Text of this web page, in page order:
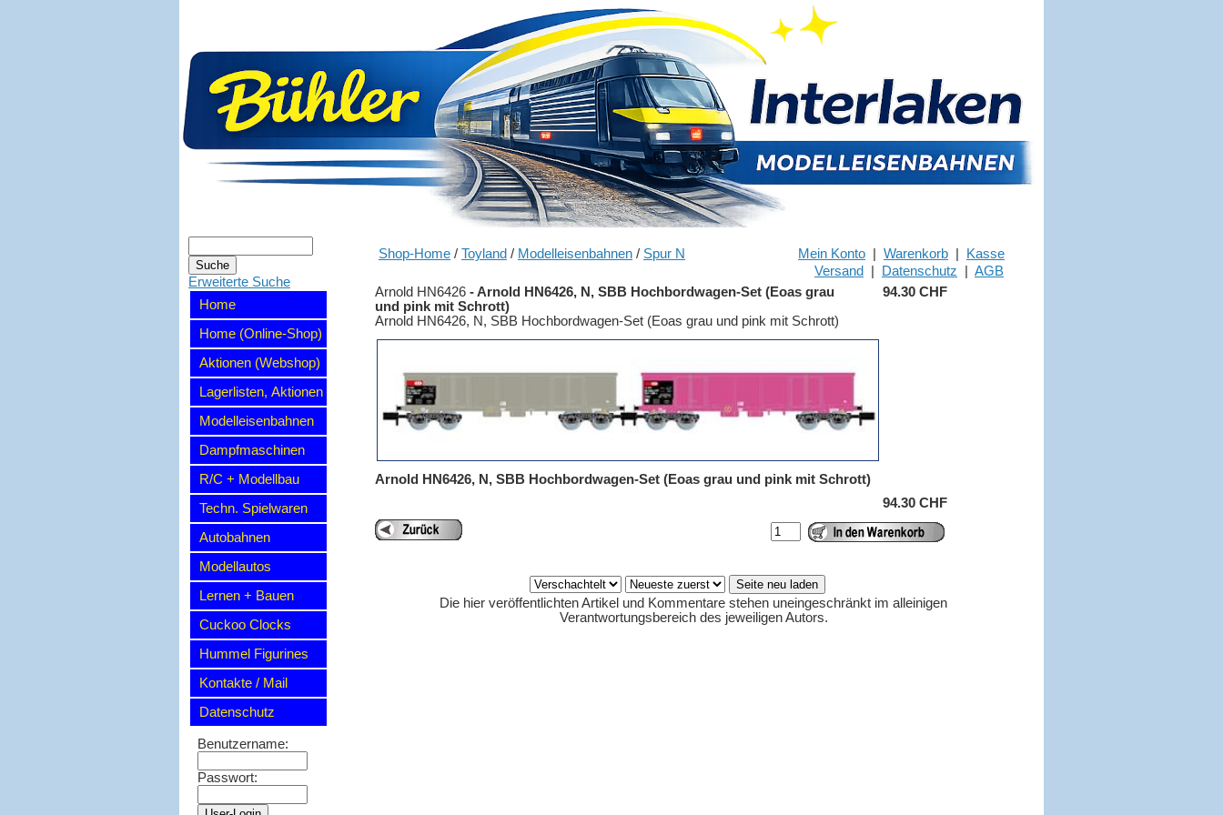
Erweiterte Suche
Home
Home (Online-Shop)
Aktionen (Webshop)
Lagerlisten, Aktionen
Modelleisenbahnen
Dampfmaschinen
R/C + Modellbau
Techn. Spielwaren
Autobahnen
Modellautos
Lernen + Bauen
Cuckoo Clocks
Hummel Figurines
Kontakte / Mail
Datenschutz
Benutzername:
Passwort:
Shop-Home / Toyland / Modelleisenbahnen / Spur N Mein Konto Warenkorb
Kasse
Versand
Datenschutz
AGB
Arnold HN6426 -Arnold HN6426, N, SBB Hochbordwagen-Set (Eoas grau
und pink mit Schrott)
Arnold HN6426, N, SBB Hochbordwagen-Set (Eoas grau und pink mit Schrott)
94.30 CHF
Arnold HN6426, N, SBB Hochbordwagen-Set (Eoas grau und pink mit Schrott)
94.30 CHF
Die hier veröffentlichten Artikel und Kommentare stehen uneingeschränkt im alleinigen
Verantwortungsbereich des jeweiligen Autors.